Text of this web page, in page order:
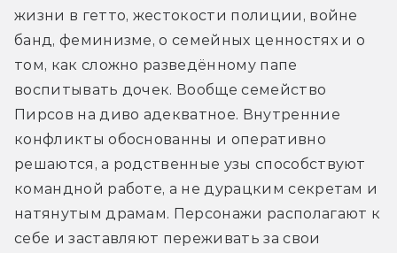
жизни в гетто, жестокости полиции, войне
банд, феминизме, о семейных ценностях и о
том, как сложно разведённому папе
воспитывать дочек. Вообще семейство
Пирсов на диво адекватное. Внутренние
конфликты обоснованны и оперативно
решаются, а родственные узы способствуют
командной работе, а не дурацким секретам и
натянутым драмам. Персонажи располагают к
себе и заставляют переживать за свои